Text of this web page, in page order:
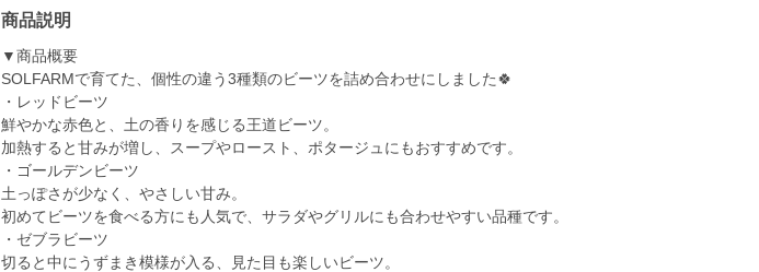
商品説明
▼商品概要
SOLFARMで育てた、個性の違う3種類のビーツを詰め合わせにしました🍀
・レッドビーツ
鮮やかな赤色と、土の香りを感じる王道ビーツ。
加熱すると甘みが増し、スープやロースト、ポタージュにもおすすめです。
・ゴールデンビーツ
土っぽさが少なく、やさしい甘み。
初めてビーツを食べる方にも人気で、サラダやグリルにも合わせやすい品種です。
・ゼブラビーツ
切ると中にうずまき模様が入る、見た目も楽しいビーツ。